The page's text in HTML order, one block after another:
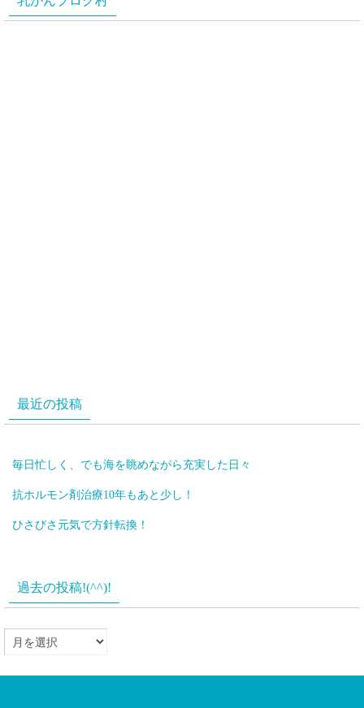
最近の投稿
毎日忙しく、でも海を眺めながら充実した日々
抗ホルモン剤治療10年もあと少し！
ひさびさ元気で方針転換！
過去の投稿!(^^)!